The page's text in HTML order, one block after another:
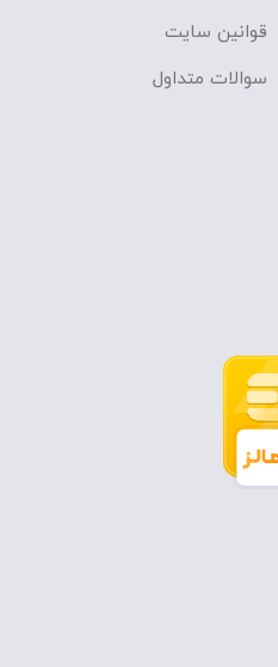
قوانین سایت
سوالات متداول